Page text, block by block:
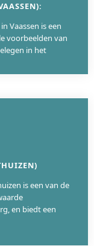
Vaassen is een
voorbeelden van
in het
is een van de
en biedt een